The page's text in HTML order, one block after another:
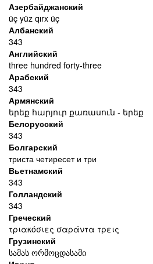
Азербайджанский
üç yüz qırx üç
Албанский
343
Английский
three hundred forty-three
Арабский
343
Армянский
երեք հարյուր քառասուն - երեք
Белорусский
343
Болгарский
триста четиресет и три
Вьетнамский
343
Голландский
343
Греческий
τριακόσιες σαράντα τρεις
Грузинский
სამას ორმოცდასამი